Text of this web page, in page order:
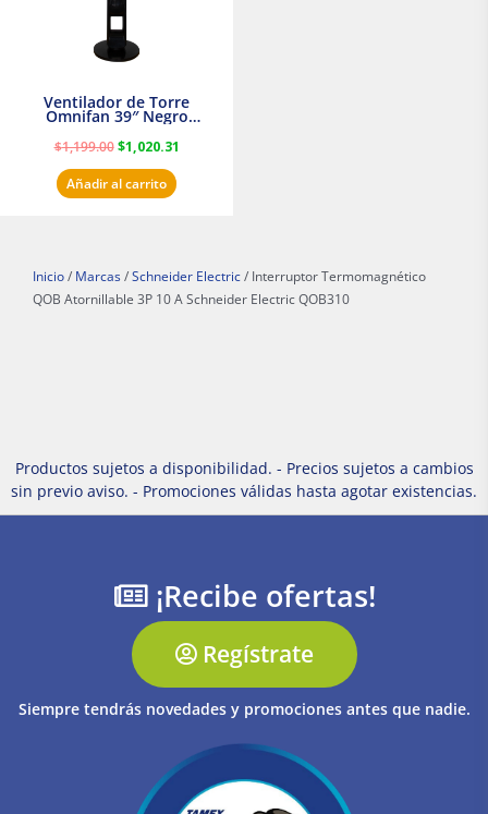
Ventilador de Torre
Omnifan 39″ Negro
$1,199.00 $1,020.31
Añadir al carrito
Inicio / Marcas / Schneider Electric / Interruptor Termomagnético
QOB Atornillable 3P 10 A Schneider Electric QOB310
Productos sujetos a disponibilidad. - Precios sujetos a cambios
sin previo aviso. - Promociones válidas hasta agotar existencias.
¡Recibe ofertas!
Regístrate
Siempre tendrás novedades y promociones antes que nadie.